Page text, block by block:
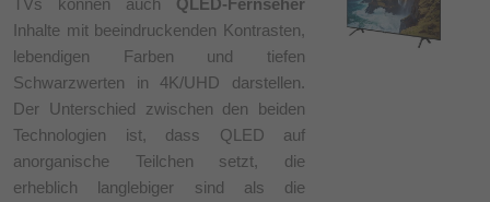
TVs können auch QLED-Fernseher
Inhalte mit beeindruckenden Kontrasten,
lebendigen Farben und tiefen
Schwarzwerten in 4K/UHD darstellen.
Der Unterschied zwischen den beiden
Technologien ist, dass QLED auf
anorganische Teilchen setzt, die
erheblich langlebiger sind als die